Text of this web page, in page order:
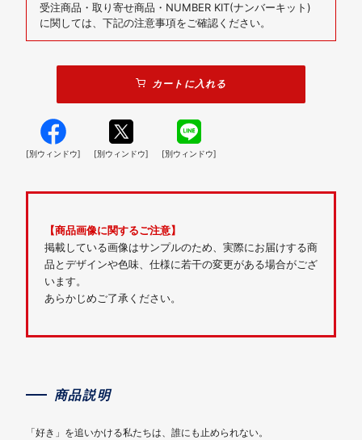
受注商品・取り寄せ商品・NUMBER KIT(ナンバーキット)
に関しては、下記の注意事項をご確認ください。
カートに入れる
[別ウィンドウ] [別ウィンドウ] [別ウィンドウ]
【商品画像に関するご注意】
掲載している画像はサンプルのため、実際にお届けする商
品とデザインや色味、仕様に若干の変更がある場合がござ
います。
あらかじめご了承ください。
商品説明
「好き」を追いかける私たちは、誰にも止められない。